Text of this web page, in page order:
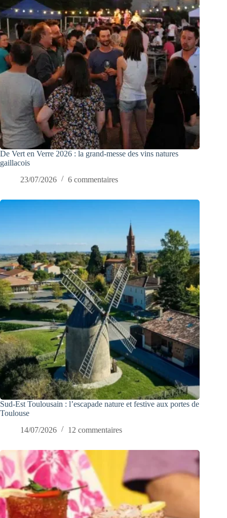
De Vert en Verre 2026 : la grand-messe des vins natures
gaillacois
23/07/2026
6 commentaires
Sud-Est Toulousain : l’escapade nature et festive aux portes de
Toulouse
14/07/2026
12 commentaires